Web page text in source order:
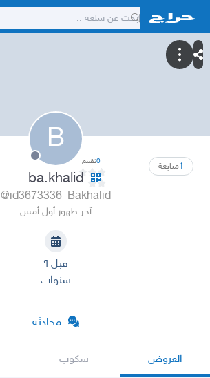
B
1متابعة 0تقييم
ba.khalid
@id3673336_Bakhalid
آخر ظهور أول أمس
قبل ٩
سنوات
محادثة
العروض سكوب